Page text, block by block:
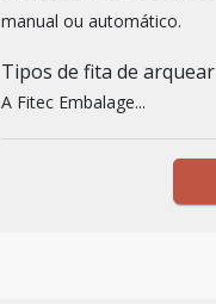
manual ou automático.
Tipos de fita de arquear
A Fitec Embalage...